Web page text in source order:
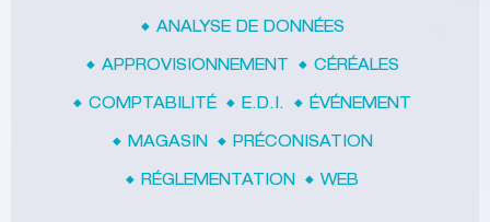
ANALYSE DE DONNÉES
APPROVISIONNEMENT CÉRÉALES
COMPTABILITÉ E.D.I. ÉVÉNEMENT
MAGASIN PRÉCONISATION
RÉGLEMENTATION WEB